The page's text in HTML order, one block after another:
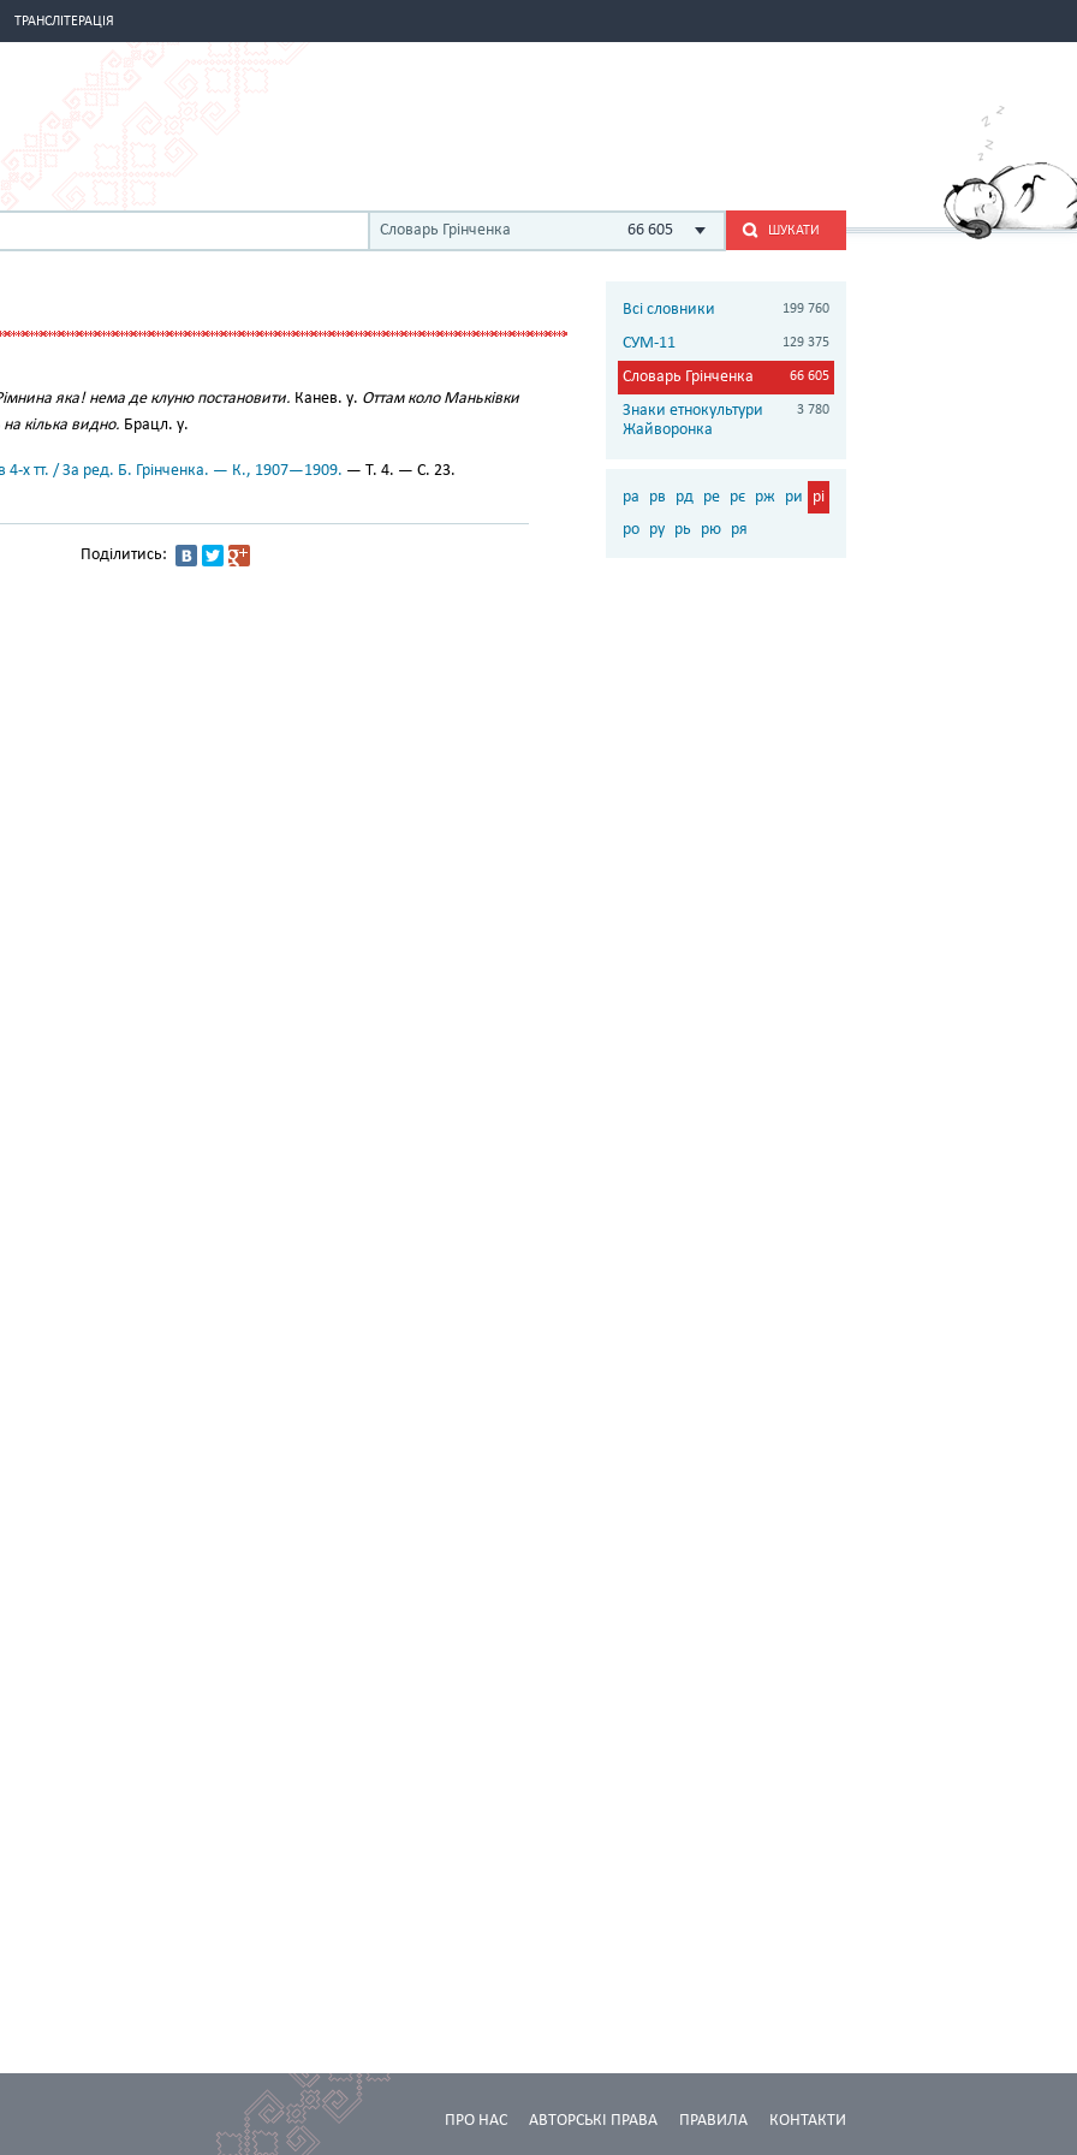
ТРАНСЛІТЕРАЦІЯ
Словарь Грінченка 66 605 ШУКАТИ
яка! нема де клуню постановити. Канев. у. Оттам коло Маньківки
кілька видно. Брацл. у.
4-х тт. / За ред. Б. Грінченка. — К., 1907—1909. — Т. 4. — С. 23.
Поділитись:
Всі словники 199 760
СУМ-11 129 375
Словарь Грінченка 66 605
Знаки етнокультури
Жайворонка
3 780
ра рв рд ре рє рж ри
рі
ро ру рь рю ря
КОНТАКТИ
ПРАВИЛА
АВТОРСЬКІ ПРАВА
ПРО НАС